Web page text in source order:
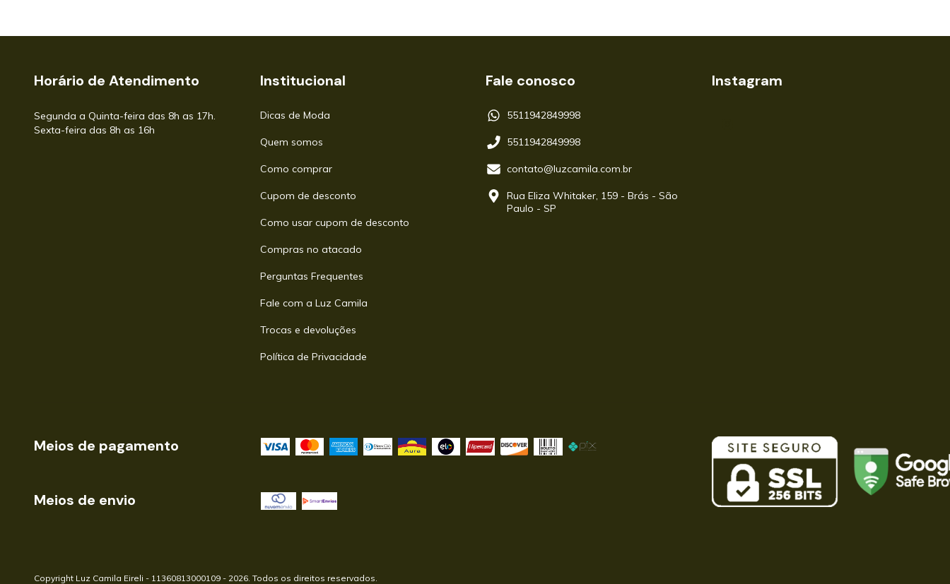
Horário de Atendimento
Segunda a Quinta-feira das 8h as 17h.
Sexta-feira das 8h as 16h
Institucional
Dicas de Moda
Quem somos
Como comprar
Cupom de desconto
Como usar cupom de desconto
Compras no atacado
Perguntas Frequentes
Fale com a Luz Camila
Trocas e devoluções
Política de Privacidade
Fale conosco
5511942849998
5511942849998
contato@luzcamila.com.br
Rua Eliza Whitaker, 159 - Brás - São
Paulo - SP
Instagram
Meios de pagamento
Meios de envio
Copyright Luz Camila Eireli - 11360813000109 - 2026. Todos os direitos reservados.